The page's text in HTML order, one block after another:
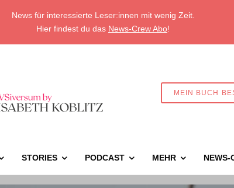
News für interessierte Leser:innen mit wenig Zeit.
Hier findest du das News-Crew Abo!
MEIN BUCH
STORIES PODCAST MEHR NEWS-